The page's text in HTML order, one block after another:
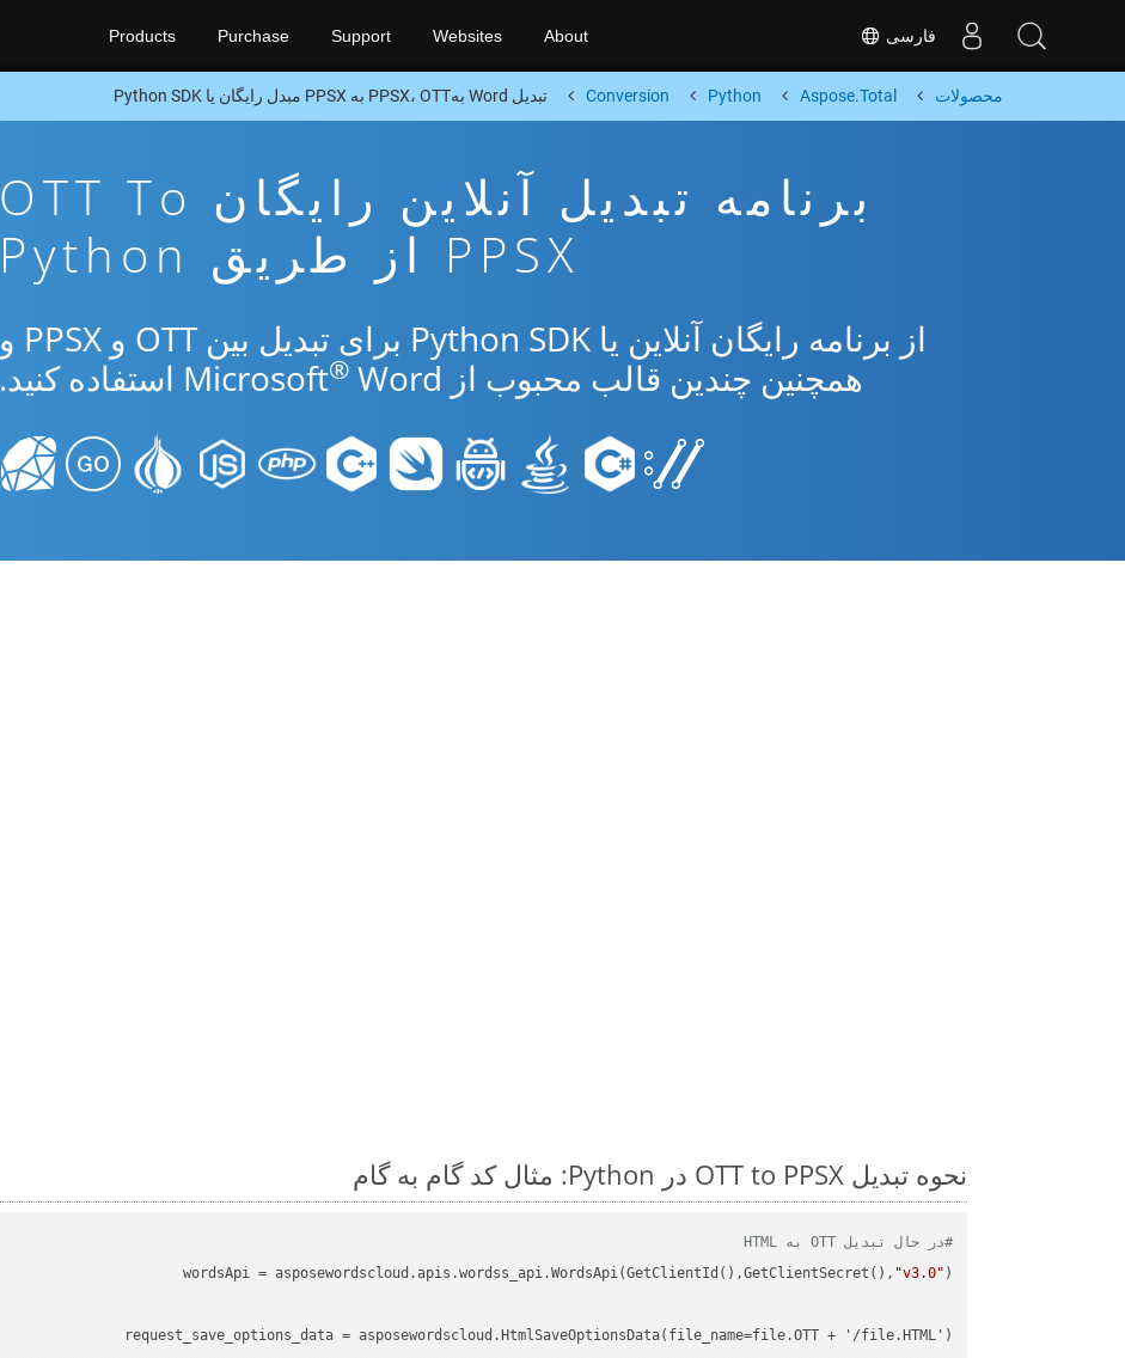
فارسی Products Purchase Support Websites About
محصولات Aspose.Total
Python
Conversion تبدیل Word بهPPSX، OTT به PPSX مبدل رایگان یا Python SDK
برنامه تبدیل آنلاین رایگان OTT To
PPSX از طریق Python
از برنامه رایگان آنلاین یا Python SDK برای تبدیل بین OTT و PPSX و
همچنین چندین قالب محبوب از Microsoft
® Word استفاده کنید.
نحوه تبدیل OTT to PPSX در Python: مثال کد گام به گام
#در حال تبدیل OTT به HTML
wordsApi = asposewordscloud.apis.wordss_api.WordsApi(GetClientId(),GetClientSecret(), "v3.0"